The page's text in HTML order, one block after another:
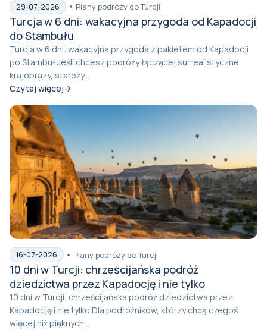
29-07-2026 Plany podróży do Turcji
Turcja w 6 dni: wakacyjna przygoda od Kapadocji
do Stambułu
Turcja w 6 dni: wakacyjna przygoda z pakietem od Kapadocji
po Stambuł Jeśli chcesz podróży łączącej surrealistyczne
krajobrazy, staroży...
Czytaj więcej
16-07-2026 Plany podróży do Turcji
10 dni w Turcji: chrześcijańska podróż
dziedzictwa przez Kapadocję i nie tylko
10 dni w Turcji: chrześcijańska podróż dziedzictwa przez
Kapadocję i nie tylko Dla podróżników, którzy chcą czegoś
więcej niż pięknych...